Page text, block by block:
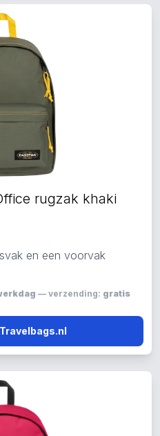
rugzak khaki
en een voorvak
— verzending: gratis